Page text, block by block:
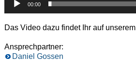
00:00
Das Video dazu findet Ihr auf unserem
Ansprechpartner:
Daniel Gossen